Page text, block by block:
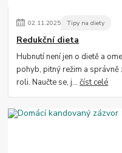
02.11.2025 Tipy na diety
Redukční dieta
Hubnutí není jen o dietě a
pohyb, pitný režim a
roli. Naučte se, j...číst celé